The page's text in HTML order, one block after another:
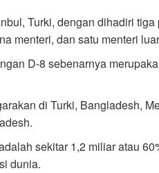
Turki, dengan dihadiri
menteri, dan satu menteri
D-8 sebenarnya
di Turki, Bangladesh,
sekitar 1,2 miliar atau
dunia.